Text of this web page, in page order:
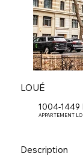
1004-1449
APPARTEMENT
LOUÉ
Description